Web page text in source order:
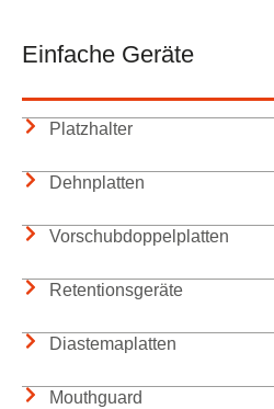
Einfache Geräte
Platzhalter
Dehnplatten
Vorschubdoppelplatten
Retentionsgeräte
Diastemaplatten
Mouthguard